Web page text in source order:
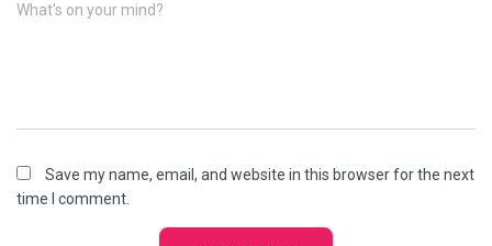
What's on your mind?
Save my name, email, and website in this browser for the next
time I comment.